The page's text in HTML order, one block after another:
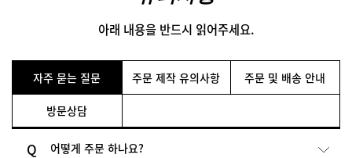
아래 내용을 반드시 읽어주세요.
자주 묻는 질문 주문 제작 유의사항 주문 및 배송 안내
방문상담
어떻게 주문 하나요?